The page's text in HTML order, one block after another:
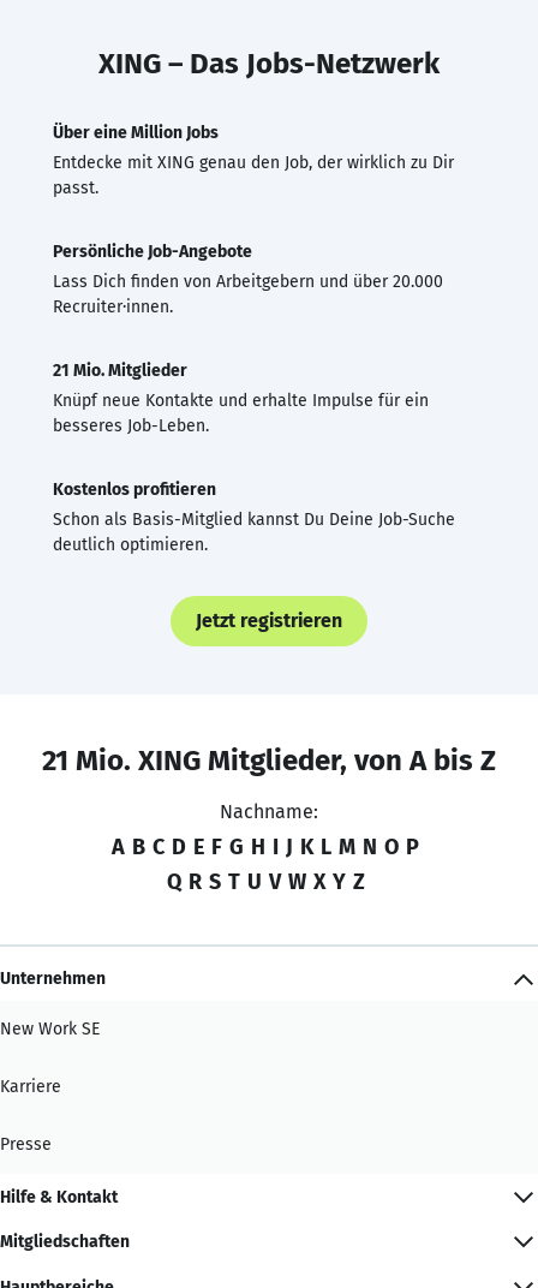
XING – Das Jobs-Netzwerk
Über eine Million Jobs
Entdecke mit XING genau den Job, der wirklich zu Dir
passt.
Persönliche Job-Angebote
Lass Dich finden von Arbeitgebern und über 20.000
Recruiter·innen.
21 Mio. Mitglieder
Knüpf neue Kontakte und erhalte Impulse für ein
besseres Job-Leben.
Kostenlos profitieren
Schon als Basis-Mitglied kannst Du Deine Job-Suche
deutlich optimieren.
Jetzt registrieren
21 Mio. XING Mitglieder, von A bis Z
Nachname:
A B C D E F G H I J K L M N O P
Q R S T U V W X Y Z
Unternehmen
New Work SE
Karriere
Presse
Hilfe & Kontakt
Mitgliedschaften